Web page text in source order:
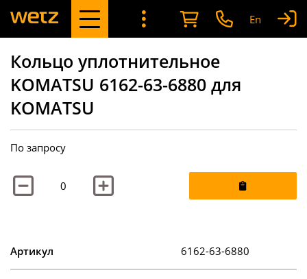
En
Кольцо уплотнительное
KOMATSU 6162-63-6880 для
KOMATSU
По запросу
Артикул 6162-63-6880